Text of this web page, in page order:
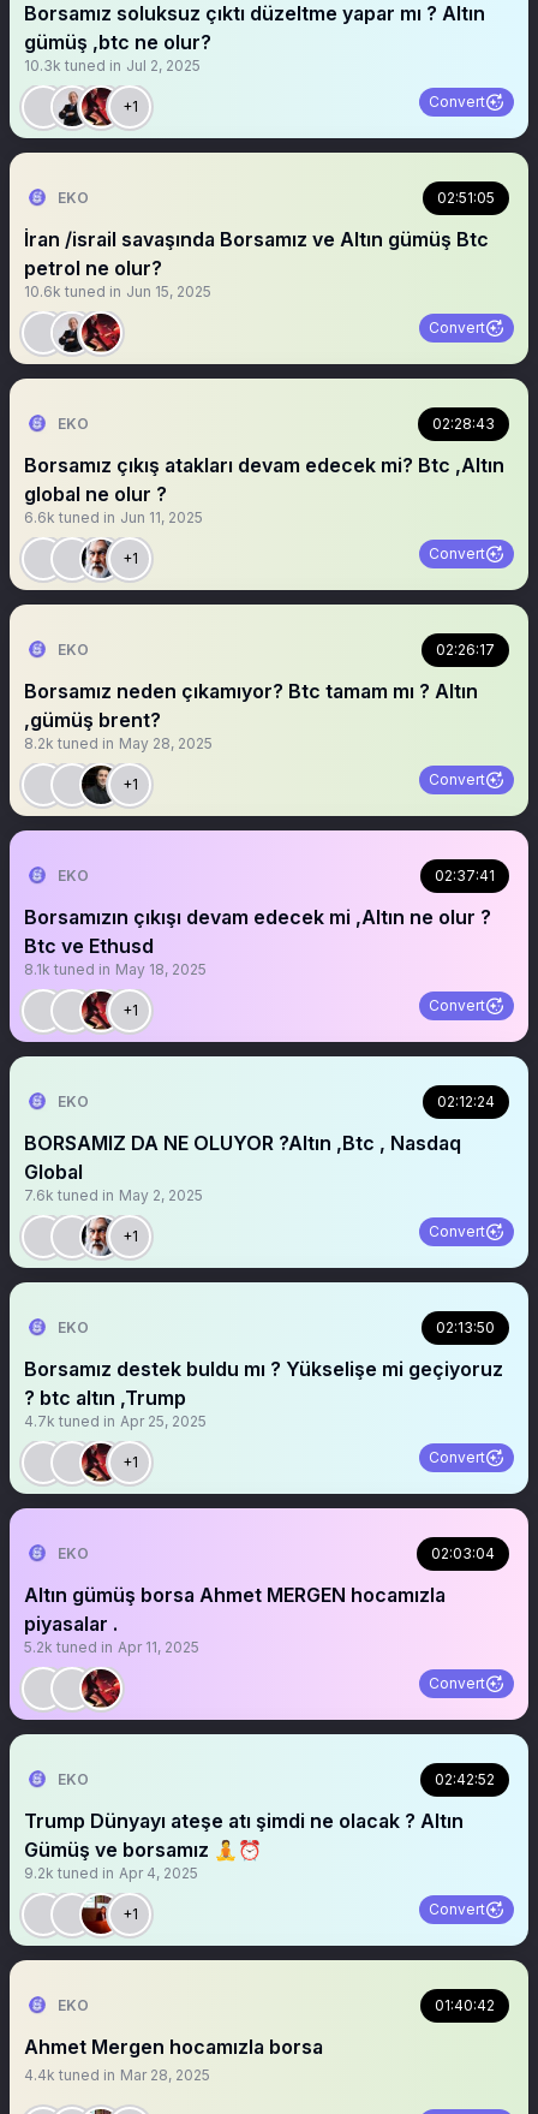
Borsamız soluksuz çıktı düzeltme yapar mı ? Altın
gümüş ,btc ne olur?
10.3k tuned in Jul 2, 2025
+1 Convert
EKO 02:51:05
İran /israil savaşında Borsamız ve Altın gümüş Btc
petrol ne olur?
10.6k tuned in Jun 15, 2025
Convert
EKO 02:28:43
Borsamız çıkış atakları devam edecek mi? Btc ,Altın
global ne olur ?
6.6k tuned in Jun 11, 2025
+1 Convert
EKO 02:26:17
Borsamız neden çıkamıyor? Btc tamam mı ? Altın
,gümüş brent?
8.2k tuned in May 28, 2025
+1 Convert
EKO 02:37:41
Borsamızın çıkışı devam edecek mi ,Altın ne olur ?
Btc ve Ethusd
8.1k tuned in May 18, 2025
+1 Convert
EKO 02:12:24
BORSAMIZ DA NE OLUYOR ?Altın ,Btc , Nasdaq
Global
7.6k tuned in May 2, 2025
+1 Convert
EKO 02:13:50
Borsamız destek buldu mı ? Yükselişe mi geçiyoruz
? btc altın ,Trump
4.7k tuned in Apr 25, 2025
+1 Convert
EKO 02:03:04
Altın gümüş borsa Ahmet MERGEN hocamızla
piyasalar .
5.2k tuned in Apr 11, 2025
Convert
EKO 02:42:52
Trump Dünyayı ateşe atı şimdi ne olacak ? Altın
Gümüş ve borsamız 🧘⏰
9.2k tuned in Apr 4, 2025
+1 Convert
EKO 01:40:42
Ahmet Mergen hocamızla borsa
4.4k tuned in Mar 28, 2025